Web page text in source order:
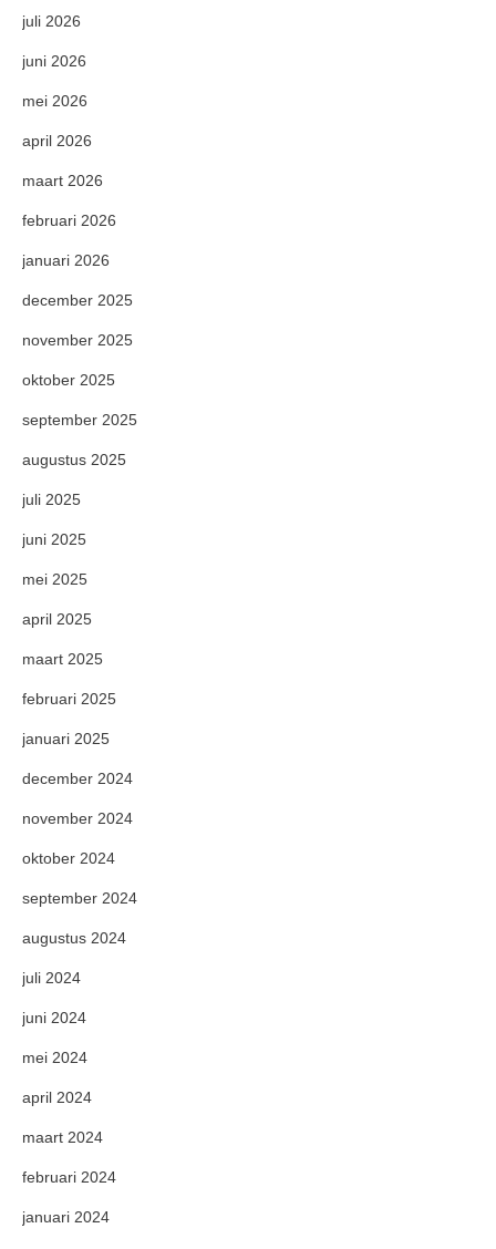
juli 2026
juni 2026
mei 2026
april 2026
maart 2026
februari 2026
januari 2026
december 2025
november 2025
oktober 2025
september 2025
augustus 2025
juli 2025
juni 2025
mei 2025
april 2025
maart 2025
februari 2025
januari 2025
december 2024
november 2024
oktober 2024
september 2024
augustus 2024
juli 2024
juni 2024
mei 2024
april 2024
maart 2024
februari 2024
januari 2024